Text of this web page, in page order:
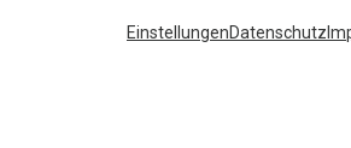
EinstellungenDatenschutz